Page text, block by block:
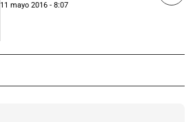
11 mayo 2016 - 8:07